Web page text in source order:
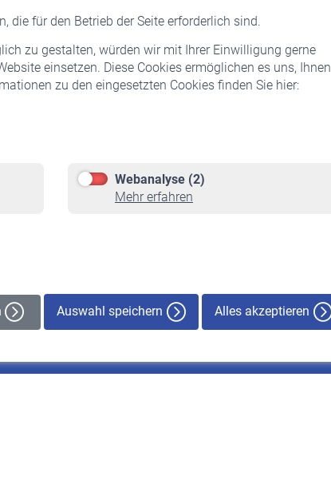
die für den Betrieb der Seite erforderlich sind.
zu gestalten, würden wir mit Ihrer Einwilligung gerne
einsetzen. Diese Cookies ermöglichen es uns, Ihnen
zu den eingesetzten Cookies finden Sie hier:
Webanalyse (2)
Mehr erfahren
Auswahl speichern Alles akzeptieren
Rente beantragen
Rentenauszahlung